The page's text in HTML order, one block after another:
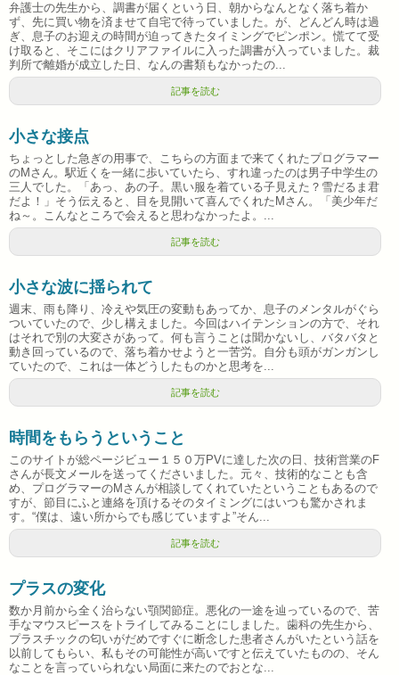
弁護士の先生から、調書が届くという日、朝からなんとなく落ち着か
ず、先に買い物を済ませて自宅で待っていました。が、どんどん時は過
ぎ、息子のお迎えの時間が迫ってきたタイミングでピンポン。慌てて受
け取ると、そこにはクリアファイルに入った調書が入っていました。裁
判所で離婚が成立した日、なんの書類もなかったの...
記事を読む
小さな接点
ちょっとした急ぎの用事で、こちらの方面まで来てくれたプログラマー
のMさん。駅近くを一緒に歩いていたら、すれ違ったのは男子中学生の
三人でした。「あっ、あの子。黒い服を着ている子見えた？雪だるま君
だよ！」そう伝えると、目を見開いて喜んでくれたMさん。「美少年だ
ね～。こんなところで会えると思わなかったよ。...
記事を読む
小さな波に揺られて
週末、雨も降り、冷えや気圧の変動もあってか、息子のメンタルがぐら
ついていたので、少し構えました。今回はハイテンションの方で、それ
はそれで別の大変さがあって。何も言うことは聞かないし、バタバタと
動き回っているので、落ち着かせようと一苦労。自分も頭がガンガンし
ていたので、これは一体どうしたものかと思考を...
記事を読む
時間をもらうということ
このサイトが総ページビュー１５０万PVに達した次の日、技術営業のF
さんが長文メールを送ってくださいました。元々、技術的なことも含
め、プログラマーのMさんが相談してくれていたということもあるので
すが、節目にふと連絡を頂けるそのタイミングにはいつも驚かされま
す。“僕は、遠い所からでも感じていますよ”そん...
記事を読む
プラスの変化
数か月前から全く治らない顎関節症。悪化の一途を辿っているので、苦
手なマウスピースをトライしてみることにしました。歯科の先生から、
プラスチックの匂いがだめですぐに断念した患者さんがいたという話を
以前してもらい、私もその可能性が高いですと伝えていたものの、そん
なことを言っていられない局面に来たのでおとな...